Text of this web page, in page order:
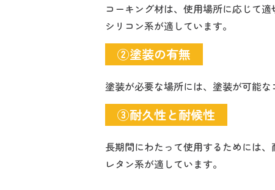
コーキング材は、使用場所に応じて
シリコン系が適しています。
②塗装の有無
塗装が必要な場所には、塗装が可能
③耐久性と耐候性
長期間にわたって使用するためには
レタン系が適しています。